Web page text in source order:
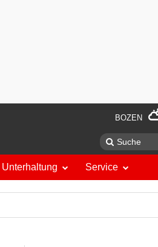
BOZEN
Unterhaltung Service